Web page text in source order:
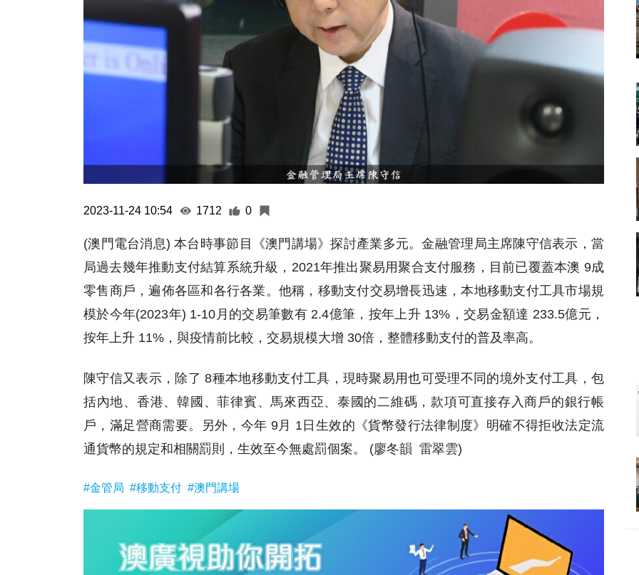
2023-11-24 10:54 1712 0
(澳門電台消息) 本台時事節目《澳門講場》探討產業多元。金融管理局主席陳守信表示，當
局過去幾年推動支付結算系統升級，2021年推出聚易用聚合支付服務，目前已覆蓋本澳 9成
零售商戶，遍佈各區和各行各業。他稱，移動支付交易增長迅速，本地移動支付工具市場規
模於今年(2023年) 1-10月的交易筆數有 2.4億筆，按年上升 13%，交易金額達 233.5億元，
按年上升 11%，與疫情前比較，交易規模大增 30倍，整體移動支付的普及率高。
陳守信又表示，除了 8種本地移動支付工具，現時聚易用也可受理不同的境外支付工具，包
括內地、香港、韓國、菲律賓、馬來西亞、泰國的二維碼，款項可直接存入商戶的銀行帳
戶，滿足營商需要。另外，今年 9月 1日生效的《貨幣發行法律制度》明確不得拒收法定流
通貨幣的規定和相關罰則，生效至今無處罰個案。 (廖冬韻 雷翠雲)
#金管局 #移動支付 #澳門講場